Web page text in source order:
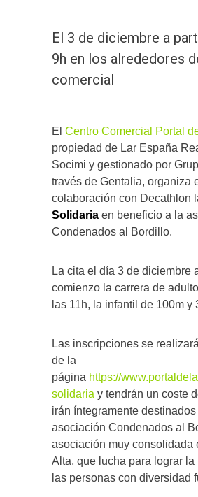
El 3 de diciembre a
9h en los alrededores
comercial
El Centro Comercial Portal
propiedad de Lar España
Socimi y gestionado por
través de Gentalia, organiza
colaboración con Decathlon
Solidaria en beneficio a la
Condenados al Bordillo.
La cita el día 3 de diciembre
comienzo la carrera de
las 11h, la infantil de 100m y
Las inscripciones se
de la
página https://
solidaria y tendrán un coste
irán íntegramente destinados
asociación Condenados al
asociación muy consolidada
Alta, que lucha para lograr
las personas con diversidad